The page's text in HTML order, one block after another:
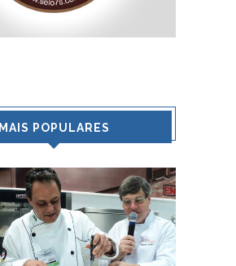
MAIS POPULARES